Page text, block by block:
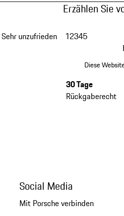
Erzählen Sie
Sehr unzufrieden 12345
Diese
30 Tage
Rückgaberecht
Social Media
Mit Porsche verbinden